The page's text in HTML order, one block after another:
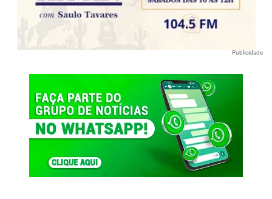
Publicidade